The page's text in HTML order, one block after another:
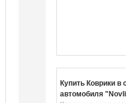
Купить Коврики в
автомобиля